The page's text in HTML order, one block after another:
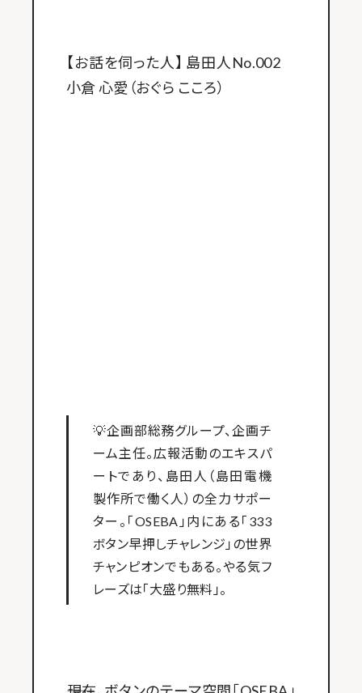
【お話を伺った人】 島田人No.002
小倉 心愛（おぐら こころ）
💡企画部総務グループ、企画チ
ーム主任。広報活動のエキスパ
ートであり、島田人（島田電機
製作所で働く人）の全力サポー
ター。「OSEBA」内にある「333
ボタン早押しチャレンジ」の世界
チャンピオンでもある。やる気フ
レーズは「大盛り無料」。